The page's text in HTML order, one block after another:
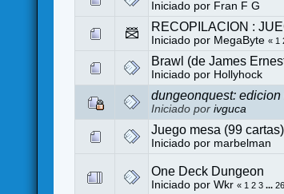
Iniciado por Fran F G
RECOPILACION :
Iniciado por MegaByte« 1
Brawl (de James
Iniciado por Hollyhock
dungeonquest: edicion
Iniciado porivguca
Juego mesa (99
Iniciado por marbelman
One Deck Dungeon
Iniciado porWkr « 1 2 3 ...26